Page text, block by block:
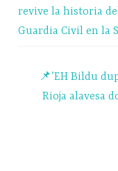
entradas
revive la historia
Guardia Civil en la
📌’EH Bildu
Rioja alavesa